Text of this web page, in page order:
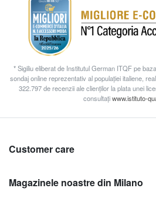
* Sigiliu eliberat de Institutul German ITQF pe
sondaj online reprezentativ al populației italiene,
322.797 de recenzii ale clienților la plata unei
consultațiwww.istituto-
Customer care
Magazinele noastre din Milano